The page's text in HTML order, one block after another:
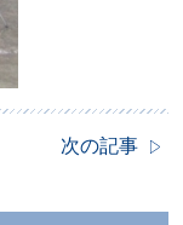
次の記事